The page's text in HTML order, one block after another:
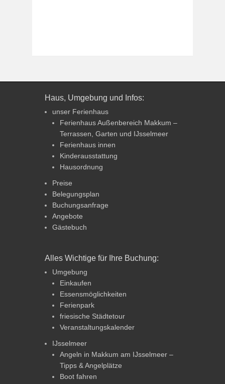
Haus, Umgebung und Infos:
unser Ferienhaus
Ferienhaus Außenbereich Makkum –
Terrassen, Garten und IJsselmeer
Ferienhaus innen
Kinderausstattung
Hausordnung
Preise
Belegungsplan
Buchungsanfrage
Angebote
Gästebuch
Alles Wichtige für Ihre Buchung:
Umgebung
Einkaufen
Essensmöglichkeiten
Ferienpark
friesische Städtetour
Veranstaltungskalender
IJsselmeer
Angeln in Makkum am IJsselmeer –
Tipps & Angelplätze
Boot fahren